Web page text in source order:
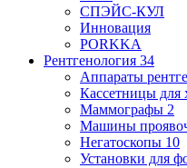
СПЭЙС-КУЛ
Инновация
PORKKA
Рентгенология 34
Аппараты
Кассетницы для
Маммографы 2
Машины
Негатоскопы 10
Установки для